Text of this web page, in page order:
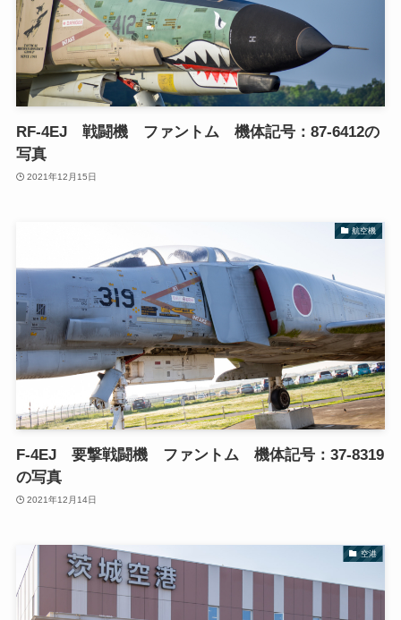
RF-4EJ 戦闘機 ファントム 機体記号：87-6412の
写真
2021年12月15日
航空機
F-4EJ 要撃戦闘機 ファントム 機体記号：37-8319
の写真
2021年12月14日
空港